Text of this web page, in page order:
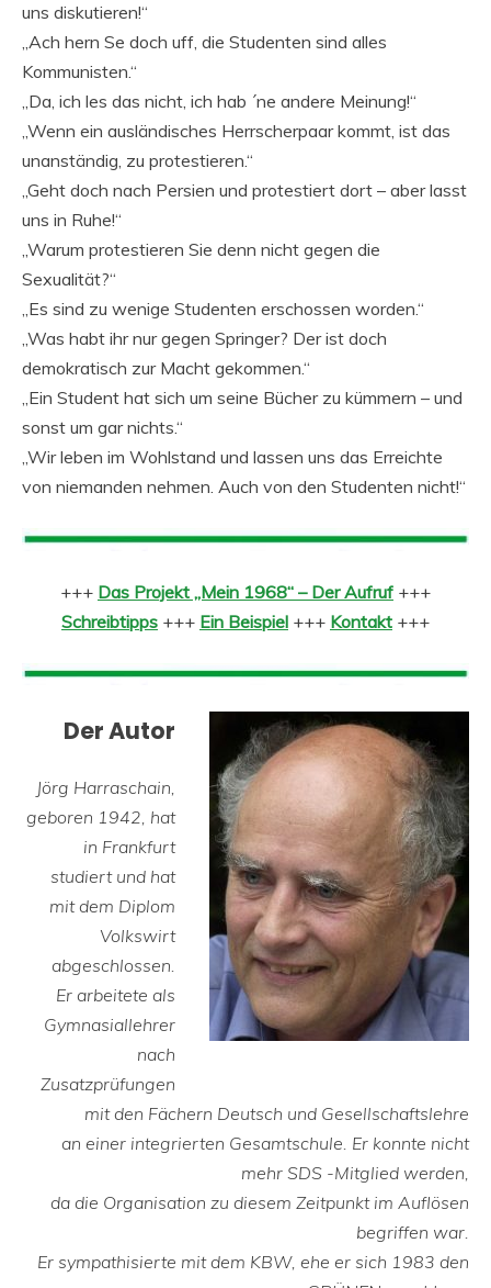
uns diskutieren!“
„Ach hern Se doch uff, die Studenten sind alles
Kommunisten.“
„Da, ich les das nicht, ich hab ´ne andere Meinung!“
„Wenn ein ausländisches Herrscherpaar kommt, ist das
unanständig, zu protestieren.“
„Geht doch nach Persien und protestiert dort – aber lasst
uns in Ruhe!“
„Warum protestieren Sie denn nicht gegen die
Sexualität?“
„Es sind zu wenige Studenten erschossen worden.“
„Was habt ihr nur gegen Springer? Der ist doch
demokratisch zur Macht gekommen.“
„Ein Student hat sich um seine Bücher zu kümmern – und
sonst um gar nichts.“
„Wir leben im Wohlstand und lassen uns das Erreichte
von niemanden nehmen. Auch von den Studenten nicht!“
+++ Das Projekt „Mein 1968“ – Der Aufruf +++
Schreibtipps +++ Ein Beispiel +++ Kontakt +++
Der Autor
Jörg Harraschain,
geboren 1942, hat
in Frankfurt
studiert und hat
mit dem Diplom
Volkswirt
abgeschlossen.
Er arbeitete als
Gymnasiallehrer
nach
Zusatzprüfungen
mit den Fächern Deutsch und Gesellschaftslehre
an einer integrierten Gesamtschule. Er konnte nicht
mehr SDS -Mitglied werden,
da die Organisation zu diesem Zeitpunkt im Auflösen
begriffen war.
Er sympathisierte mit dem KBW, ehe er sich 1983 den